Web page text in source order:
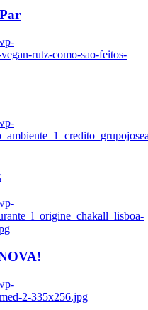
rutz-como-sao-feitos-
2-335x256.jpg